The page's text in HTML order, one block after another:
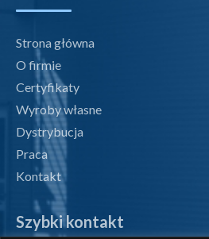
Strona główna
O firmie
Certyfikaty
Wyroby własne
Dystrybucja
Praca
Kontakt
Szybki kontakt